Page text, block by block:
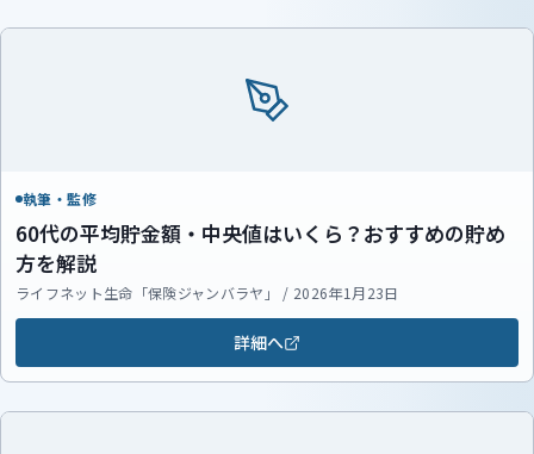
執筆・監修
60代の平均貯金額・中央値はいくら？おすすめの貯め
方を解説
ライフネット生命「保険ジャンバラヤ」 / 2026年1月23日
詳細へ